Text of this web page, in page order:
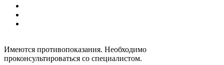
Имеются противопоказания. Необходимо
проконсультироваться со специалистом.